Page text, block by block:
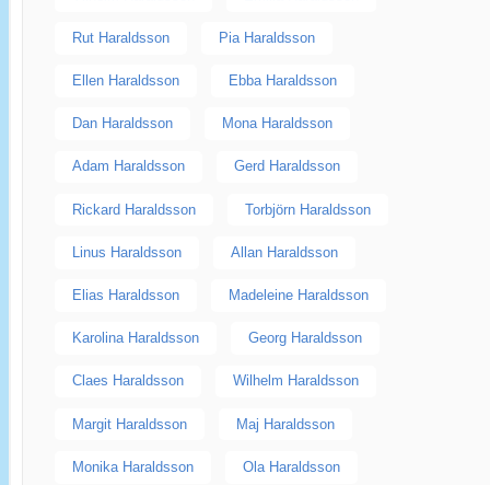
Rut Haraldsson Pia Haraldsson
Ellen Haraldsson Ebba Haraldsson
Dan Haraldsson Mona Haraldsson
Adam Haraldsson Gerd Haraldsson
Rickard Haraldsson Torbjörn Haraldsson
Linus Haraldsson Allan Haraldsson
Elias Haraldsson Madeleine Haraldsson
Karolina Haraldsson Georg Haraldsson
Claes Haraldsson Wilhelm Haraldsson
Margit Haraldsson Maj Haraldsson
Monika Haraldsson Ola Haraldsson